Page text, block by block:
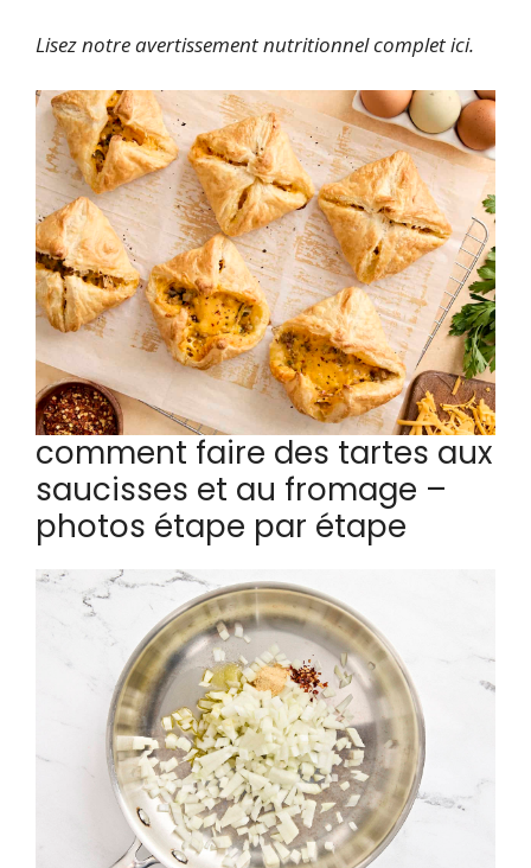
Lisez notre avertissement nutritionnel complet ici.
comment faire des tartes aux
saucisses et au fromage –
photos étape par étape